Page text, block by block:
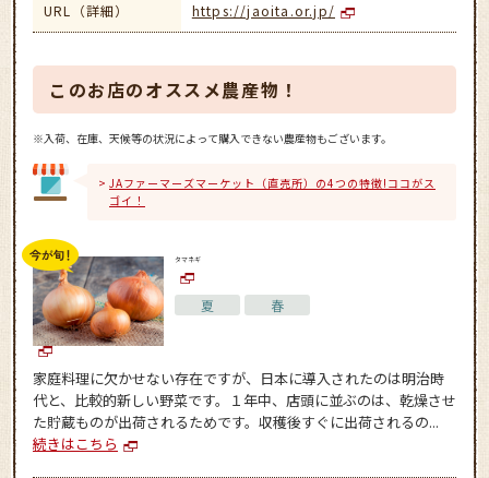
URL（詳細） https://jaoita.or.jp/
このお店のオススメ農産物！
※入荷、在庫、天候等の状況によって購入できない農産物もございます。
JAファーマーズマーケット（直売所）の4つの特徴!ココがス
ゴイ！
タマネギ
夏 春
家庭料理に欠かせない存在ですが、日本に導入されたのは明治時
代と、比較的新しい野菜です。１年中、店頭に並ぶのは、乾燥させ
た貯蔵ものが出荷されるためです。収穫後すぐに出荷されるの...
続きはこちら